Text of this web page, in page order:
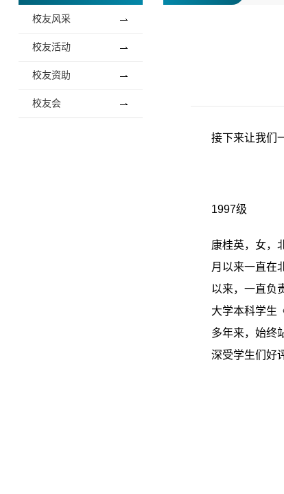
校友风采
校友活动
校友资助
校友会
接下来让我们
1997级
康桂英，女，
月以来一直在
以来，一直负
大学本科学生
多年来，始终
深受学生们好